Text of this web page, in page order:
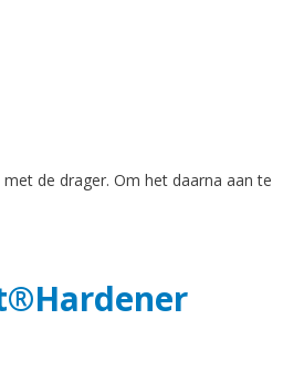
de drager. Om het daarna aan te
®Hardener